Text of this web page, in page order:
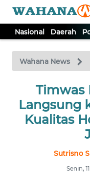
Nasional Daerah
Wahana News
Timwas
Langsung
Kualitas
Sutrisno
Senin,
TV
Tutup
NASIONAL
DAERAH